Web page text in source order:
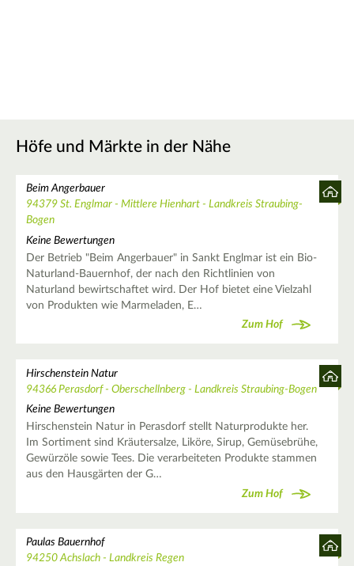
Höfe und Märkte in der Nähe
Beim Angerbauer
94379 St. Englmar - Mittlere Hienhart - Landkreis Straubing-
Bogen
Keine Bewertungen
Der Betrieb "Beim Angerbauer" in Sankt Englmar ist ein Bio-
Naturland-Bauernhof, der nach den Richtlinien von
Naturland bewirtschaftet wird. Der Hof bietet eine Vielzahl
von Produkten wie Marmeladen, E…
Zum Hof
Hirschenstein Natur
94366 Perasdorf - Oberschellnberg - Landkreis Straubing-Bogen
Keine Bewertungen
Hirschenstein Natur in Perasdorf stellt Naturprodukte her.
Im Sortiment sind Kräutersalze, Liköre, Sirup, Gemüsebrühe,
Gewürzöle sowie Tees. Die verarbeiteten Produkte stammen
aus den Hausgärten der G…
Zum Hof
Paulas Bauernhof
94250 Achslach - Landkreis Regen